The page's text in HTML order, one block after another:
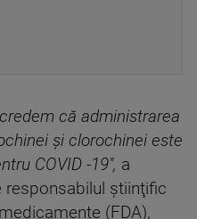
că administrarea
şi clorochinei este
COVID -19", a
responsabilul ştiinţific
(FDA),